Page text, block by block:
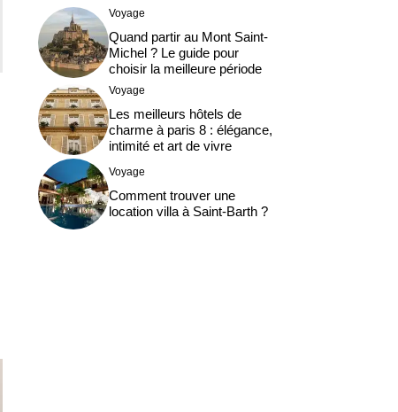
Voyage
Quand partir au Mont Saint-
Michel ? Le guide pour
choisir la meilleure période
Voyage
Les meilleurs hôtels de
charme à paris 8 : élégance,
intimité et art de vivre
Voyage
Comment trouver une
location villa à Saint-Barth ?